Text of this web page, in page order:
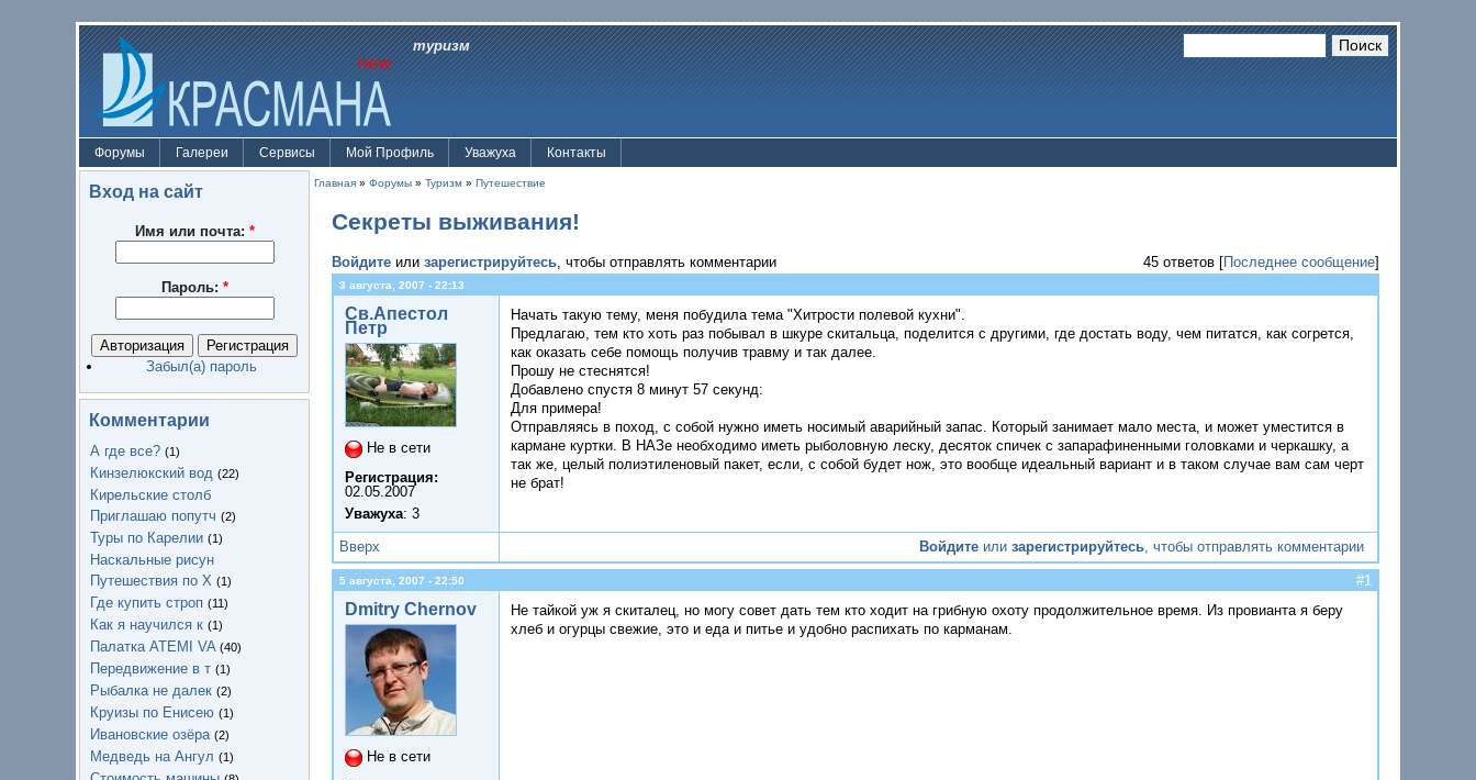
туризм
Форумы Галереи Сервисы Мой Профиль Уважуха Контакты
Вход на сайт
Имя или почта: *
Пароль: *
Забыл(а) пароль
Комментарии
А где все? (1)
Кинзелюкский вод (22)
Кирельские столб
Приглашаю попутч (2)
Туры по Карелии (1)
Наскальные рисун
Путешествия по Х (1)
Где купить строп (11)
Как я научился к (1)
Палатка ATEMI VA (40)
Передвижение в т (1)
Рыбалка не далек (2)
Круизы по Енисею (1)
Ивановские озёра (2)
Медведь на Ангул (1)
Главная » Форумы » Туризм » Путешествие
Секреты выживания!
Войдите или зарегистрируйтесь, чтобы отправлять комментарии 45 ответов [Последнее сообщение]
3 августа, 2007 - 22:13
Св.Апестол
Петр
Не в сети
Регистрация:
02.05.2007
Уважуха: 3
Начать такую тему, меня побудила тема "Хитрости полевой кухни".
Предлагаю, тем кто хоть раз побывал в шкуре скитальца, поделится с другими, где достать воду, чем питатся, как согрется,
как оказать себе помощь получив травму и так далее.
Прошу не стеснятся!
Добавлено спустя 8 минут 57 секунд:
Для примера!
Отправляясь в поход, с собой нужно иметь носимый аварийный запас. Который занимает мало места, и может уместится в
кармане куртки. В НАЗе необходимо иметь рыболовную леску, десяток спичек с запарафиненными головками и черкашку, а
так же, целый полиэтиленовый пакет, если, с собой будет нож, это вообще идеальный вариант и в таком случае вам сам черт
не брат!
Вверх Войдите илизарегистрируйтесь, чтобы отправлять комментарии
5 августа, 2007 - 22:50 #1
Dmitry Chernov
Не в сети
Не тайкой уж я скиталец, но могу совет дать тем кто ходит на грибную охоту продолжительное время. Из провианта я беру
хлеб и огурцы свежие, это и еда и питье и удобно распихать по карманам.